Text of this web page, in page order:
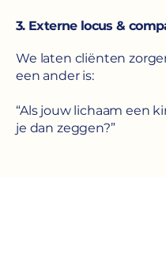
3. Externe locus &
We laten cliënten
een ander is:
“Als jouw lichaam een
je dan zeggen?”